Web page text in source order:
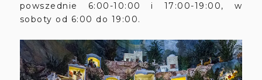
powszednie 6:00-10:00 i 17:00-19:00, w
soboty od 6:00 do 19:00.